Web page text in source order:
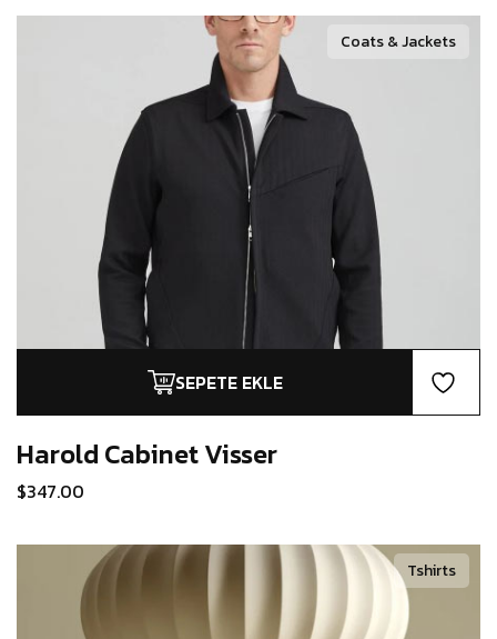
$55.00.
SEPETE EKLE
Coats & Jackets
Harold CabinetVisser
$347.00
Tshirts